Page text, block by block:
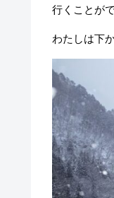
行くことが
わたしは下